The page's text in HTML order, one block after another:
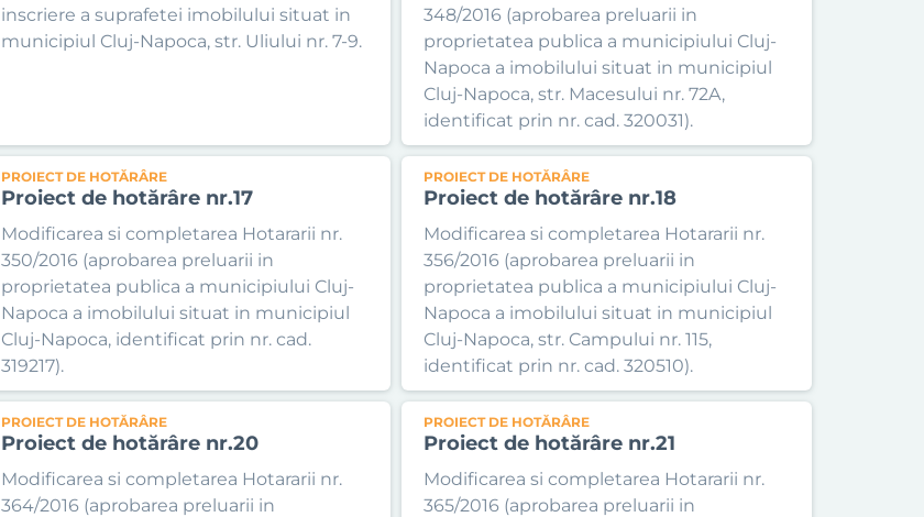
inscriere a suprafetei imobilului situat in
municipiul Cluj-Napoca, str. Uliului nr. 7-9.
348/2016 (aprobarea preluarii in
proprietatea publica a municipiului Cluj-
Napoca a imobilului situat in municipiul
Cluj-Napoca, str. Macesului nr. 72A,
identificat prin nr. cad. 320031).
PROIECT DE HOTĂRÂRE
Proiect de hotărâre nr.17
Modificarea si completarea Hotararii nr.
350/2016 (aprobarea preluarii in
proprietatea publica a municipiului Cluj-
Napoca a imobilului situat in municipiul
Cluj-Napoca, identificat prin nr. cad.
319217).
PROIECT DE HOTĂRÂRE
Proiect de hotărâre nr.18
Modificarea si completarea Hotararii nr.
356/2016 (aprobarea preluarii in
proprietatea publica a municipiului Cluj-
Napoca a imobilului situat in municipiul
Cluj-Napoca, str. Campului nr. 115,
identificat prin nr. cad. 320510).
PROIECT DE HOTĂRÂRE
Proiect de hotărâre nr.20
Modificarea si completarea Hotararii nr.
364/2016 (aprobarea preluarii in
PROIECT DE HOTĂRÂRE
Proiect de hotărâre nr.21
Modificarea si completarea Hotararii nr.
365/2016 (aprobarea preluarii in